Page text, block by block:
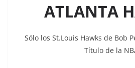
ATLANTA
Sólo los St.Louis Hawks de Bob
Título de la